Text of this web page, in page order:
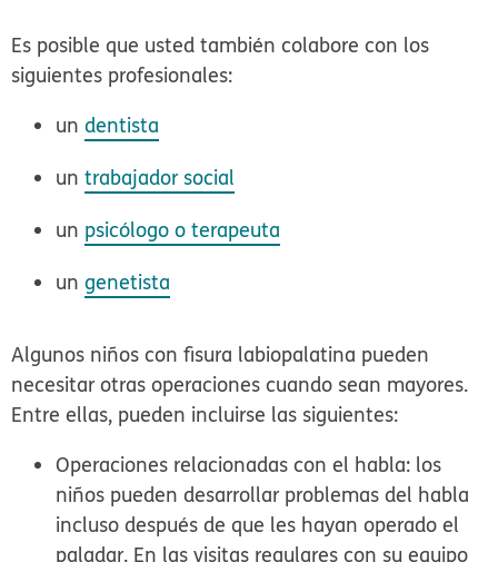
Es posible que usted también colabore con los
siguientes profesionales:
undentista
untrabajador social
un psicólogo o terapeuta
ungenetista
Algunos niños con fisura labiopalatina pueden
necesitar otras operaciones cuando sean mayores.
Entre ellas, pueden incluirse las siguientes:
Operaciones relacionadas con el habla: los
niños pueden desarrollar problemas del habla
incluso después de que les hayan operado el
paladar. En las visitas regulares con su equipo